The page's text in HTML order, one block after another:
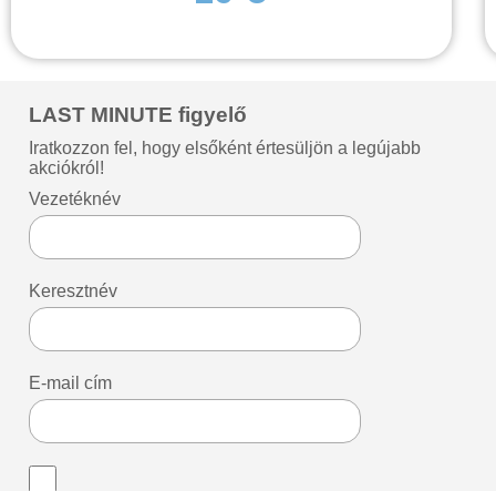
LAST MINUTE figyelő
Iratkozzon fel, hogy elsőként értesüljön a legújabb
akciókról!
Vezetéknév
Keresztnév
E-mail cím